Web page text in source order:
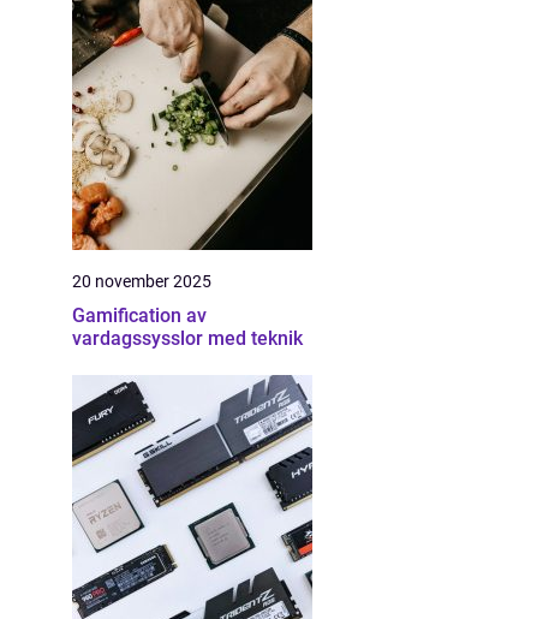
20 november 2025
Gamification av
vardagssysslor med teknik